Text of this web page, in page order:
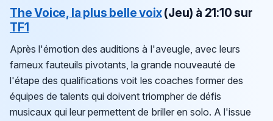
The Voice, la plus belle voix(Jeu) à 21:10 sur
TF1
Après l'émotion des auditions à l'aveugle, avec leurs
fameux fauteuils pivotants, la grande nouveauté de
l'étape des qualifications voit les coaches former des
équipes de talents qui doivent triompher de défis
musicaux qui leur permettent de briller en solo. A l'issue